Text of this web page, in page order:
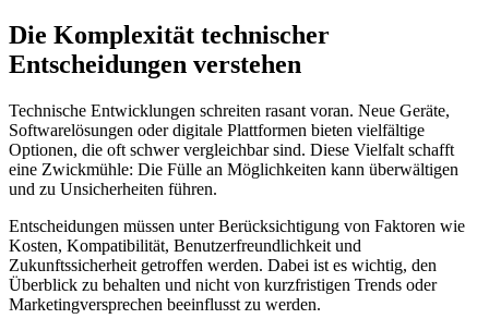
Die Komplexität technischer
Entscheidungen verstehen
Technische Entwicklungen schreiten rasant voran. Neue Geräte,
Softwarelösungen oder digitale Plattformen bieten vielfältige
Optionen, die oft schwer vergleichbar sind. Diese Vielfalt schafft
eine Zwickmühle: Die Fülle an Möglichkeiten kann überwältigen
und zu Unsicherheiten führen.
Entscheidungen müssen unter Berücksichtigung von Faktoren wie
Kosten, Kompatibilität, Benutzerfreundlichkeit und
Zukunftssicherheit getroffen werden. Dabei ist es wichtig, den
Überblick zu behalten und nicht von kurzfristigen Trends oder
Marketingversprechen beeinflusst zu werden.